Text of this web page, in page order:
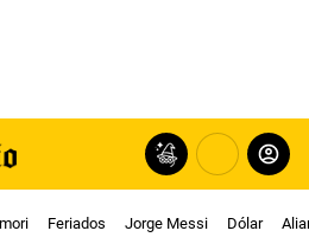
Feriados Jorge Messi Dólar